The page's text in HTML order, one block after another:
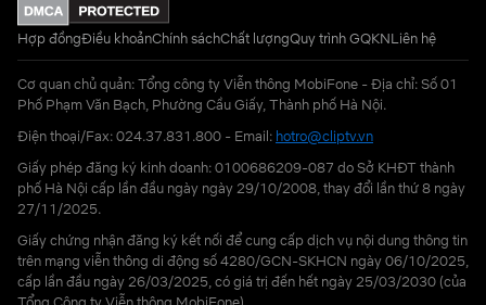
Hợp đồngĐiều khoảnChính sáchChất lượngQuy trình GQKNLiên hệ
Cơ quan chủ quản: Tổng công ty Viễn thông MobiFone - Địa chỉ: Số 01
Phố Phạm Văn Bạch, Phường Cầu Giấy, Thành phố Hà Nội.
Điện thoại/Fax: 024.37.831.800 - Email: hotro@cliptv.vn
Giấy phép đăng ký kinh doanh: 0100686209-087 do Sở KHĐT thành
phố Hà Nội cấp lần đầu ngày ngày 29/10/2008, thay đổi lần thứ 8 ngày
27/11/2025.
Giấy chứng nhận đăng ký kết nối để cung cấp dịch vụ nội dung thông tin
trên mạng viễn thông di động số 4280/GCN-SKHCN ngày 06/10/2025,
cấp lần đầu ngày 26/03/2025, có giá trị đến hết ngày 25/03/2030 (của